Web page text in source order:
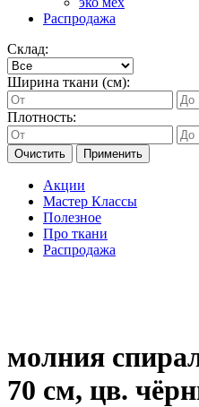
Распродажа
Склад:
Ширина ткани (см):
Плотность:
Очистить Применить
Акции
Мастер Классы
Полезное
Про ткани
Распродажа
молния
70 см, цв.